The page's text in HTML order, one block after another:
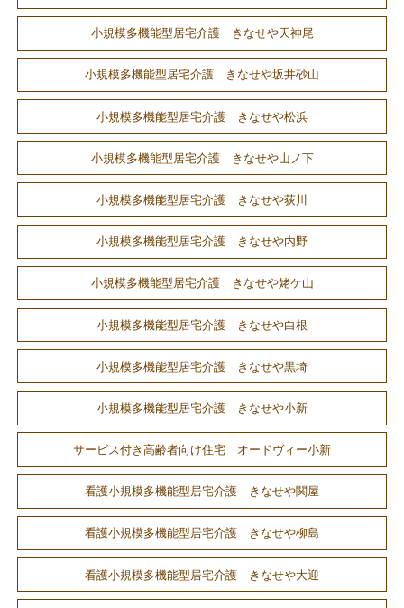
小規模多機能型居宅介護 きなせや天神尾
小規模多機能型居宅介護 きなせや坂井砂山
小規模多機能型居宅介護 きなせや松浜
小規模多機能型居宅介護 きなせや山ノ下
小規模多機能型居宅介護 きなせや荻川
小規模多機能型居宅介護 きなせや内野
小規模多機能型居宅介護 きなせや姥ケ山
小規模多機能型居宅介護 きなせや白根
小規模多機能型居宅介護 きなせや黒埼
小規模多機能型居宅介護 きなせや小新
サービス付き高齢者向け住宅 オードヴィー小新
看護小規模多機能型居宅介護 きなせや関屋
看護小規模多機能型居宅介護 きなせや柳島
看護小規模多機能型居宅介護 きなせや大迎